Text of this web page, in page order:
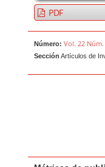
PDF
Número: Vol. 22 Núm.
Sección Artículos de